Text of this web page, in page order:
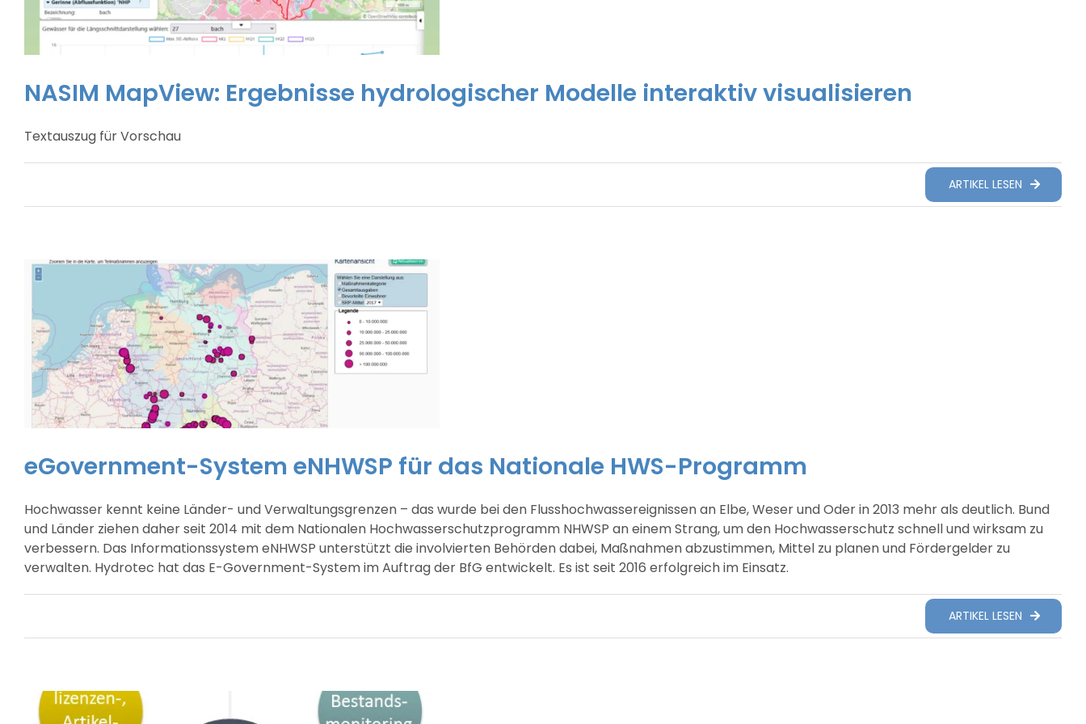
NASIM MapView: Ergebnisse hydrologischer Modelle interaktiv visualisieren
Textauszug für Vorschau
ARTIKEL LESEN
eGovernment-System eNHWSP für das Nationale HWS-Programm
Hochwasser kennt keine Länder- und Verwaltungsgrenzen – das wurde bei den Flusshochwassereignissen an Elbe, Weser und Oder in 2013 mehr als deutlich. Bund
und Länder ziehen daher seit 2014 mit dem Nationalen Hochwasserschutzprogramm NHWSP an einem Strang, um den Hochwasserschutz schnell und wirksam zu
verbessern. Das Informationssystem eNHWSP unterstützt die involvierten Behörden dabei, Maßnahmen abzustimmen, Mittel zu planen und Fördergelder zu
verwalten. Hydrotec hat das E-Government-System im Auftrag der BfG entwickelt. Es ist seit 2016 erfolgreich im Einsatz.
ARTIKEL LESEN